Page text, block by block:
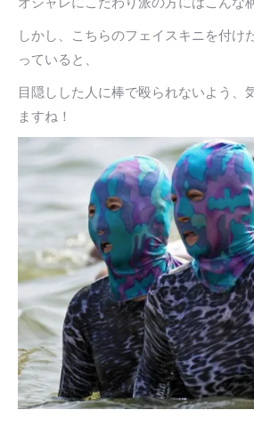
しかし、こちらのフェイスキニを付け
っていると、
目隠しした人に棒で殴られないよう、
ますね！